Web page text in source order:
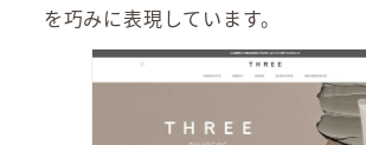
を巧みに表現しています。